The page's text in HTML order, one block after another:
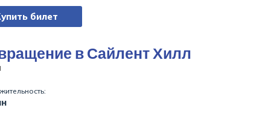
билет
в Сайлент Хилл